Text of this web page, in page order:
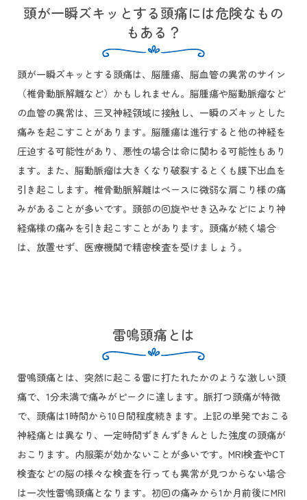
頭が一瞬ズキッとする頭痛には危険なもの
もある？
頭が一瞬ズキッとする頭痛は、脳腫瘍、脳血管の異常のサイン
（椎骨動脈解離など）かもしれません。脳腫瘍や脳動脈瘤など
の血管の異常は、三叉神経領域に接触し、一瞬のズキッとした
痛みを起こすことがあります。脳腫瘍は進行すると他の神経を
圧迫する可能性があり、悪性の場合は命に関わる可能性もあり
ます。また、脳動脈瘤は大きくなり破裂するとくも膜下出血を
引き起こします。椎骨動脈解離はベースに微弱な肩こり様の痛
みがあることが多いです。頭部の回旋やせき込みなどにより神
経痛様の痛みを引き起こすことがあります。頭痛が続く場合
は、放置せず、医療機関で精密検査を受けましょう。
雷鳴頭痛とは
雷鳴頭痛とは、突然に起こる雷に打たれたかのような激しい頭
痛で、1分未満で痛みがピークに達します。脈打つ頭痛が特徴
で、頭痛は1時間から10日間程度続きます。上記の単発でおこる
神経痛とは異なり、一定時間ずきんずきんとした強度の頭痛が
おこります。内服薬が効かないことが多いです。MRI検査やCT
検査などの脳の様々な検査を行っても異常が見つからない場合
は一次性雷鳴頭痛となります。初回の痛みから1か月前後にMRI